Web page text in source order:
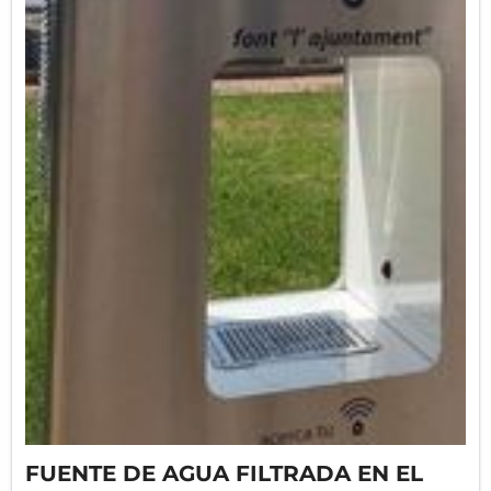
tinguen un efecte, almenys visual, d'un mínim
de decència pel que fa a vegetació urbana.
FUENTE DE AGUA FILTRADA EN EL